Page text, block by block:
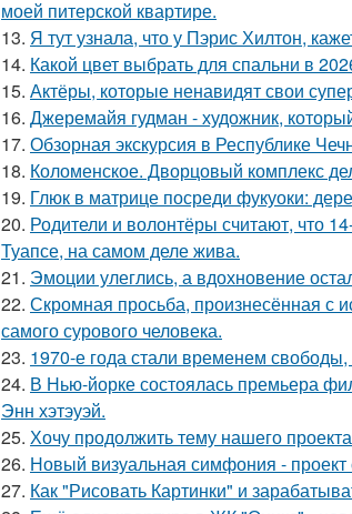
моей питерской квартире.
13. Я тут узнала, что у Пэрис Хилтон,
14. Какой цвет выбрать для спальни в
15. Актёры, которые ненавидят свои
16. Джеремайя гудман - художник,
17. Обзорная экскурсия в Республике
18. Коломенское. Дворцовый комплекс
19. Глюк в матрице посреди фукуоки:
20. Родители и волонтёры считают, что
Туапсе, на самом деле жива.
21. Эмоции улеглись, а вдохновение
22. Скромная просьба, произнесённая с
самого сурового человека.
23. 1970-е года стали временем
24. В Нью-йорке состоялась премьера
Энн хэтэуэй.
25. Хочу продолжить тему нашего
26. Новый визуальная симфония -
27. Как "Рисовать Картинки" и